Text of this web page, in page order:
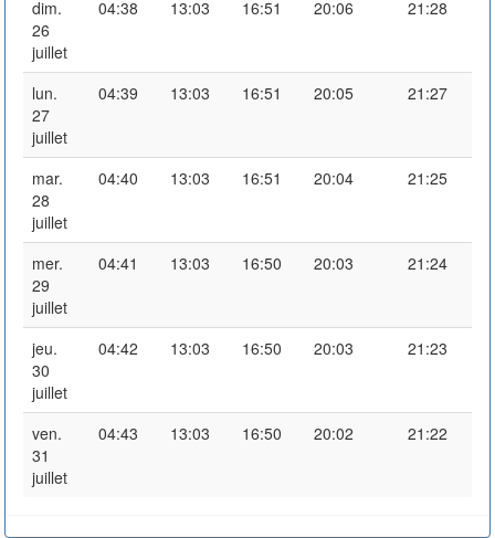
dim.
26
juillet
04:38 13:03 16:51 20:06 21:28
lun.
27
juillet
04:39 13:03 16:51 20:05 21:27
mar.
28
juillet
04:40 13:03 16:51 20:04 21:25
mer.
29
juillet
04:41 13:03 16:50 20:03 21:24
jeu.
30
juillet
04:42 13:03 16:50 20:03 21:23
ven.
31
juillet
04:43 13:03 16:50 20:02 21:22